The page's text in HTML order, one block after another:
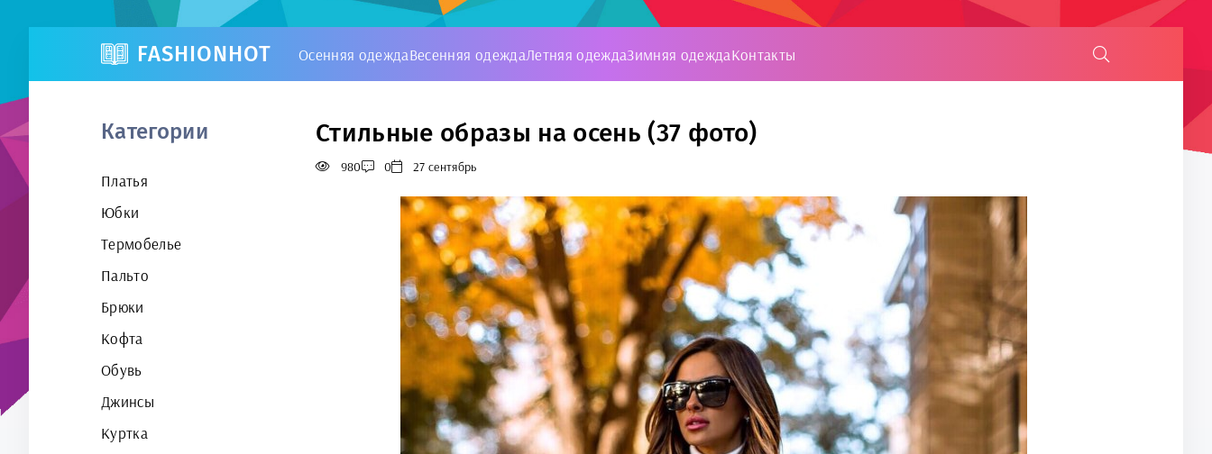
FASHIONHOT Осенняя одеждаВесенняя одеждаЛетняя одеждаЗимняя одеждаКонтакты
Категории
Платья
Юбки
Термобелье
Пальто
Брюки
Кофта
Обувь
Джинсы
Куртка
Стильные образы на осень (37 фото)
980 0 27 сентябрь